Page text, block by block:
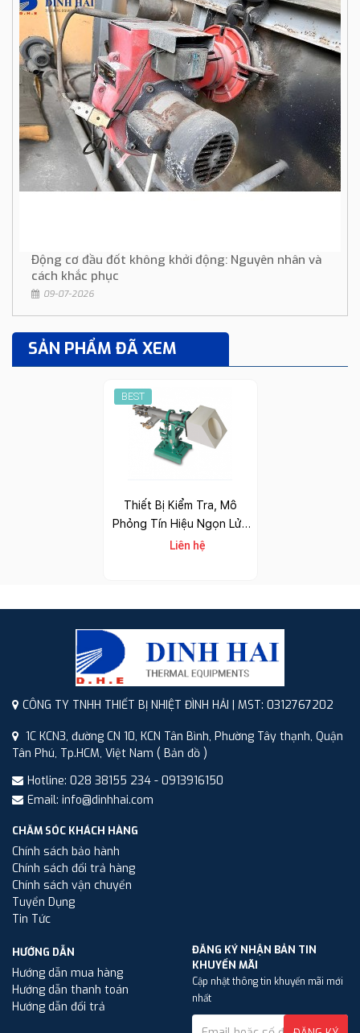
Động cơ đầu đốt không khởi động: Nguyên nhân và
cách khắc phục
09-07-2026
SẢN PHẨM ĐÃ XEM
BEST
Thiết Bị Kiểm Tra, Mô
Phỏng Tín Hiệu Ngọn Lửa
Eclipse
Liên hệ
CÔNG TY TNHH THIẾT BỊ NHIỆT ĐÌNH HẢI | MST: 0312767202
1C KCN3, đường CN 10, KCN Tân Bình, Phường Tây thạnh, Quận
Tân Phú, Tp.HCM, Việt Nam ( Bản đồ )
Hotline: 028 38155 234 - 0913916150
Email: info@dinhhai.com
CHĂM SÓC KHÁCH HÀNG
Chính sách bảo hành
Chính sách đổi trả hàng
Chính sách vận chuyển
Tuyển Dụng
Tin Tức
HƯỚNG DẪN
Hướng dẫn mua hàng
Hướng dẫn thanh toán
Hướng dẫn đổi trả
ĐĂNG KÝ NHẬN BẢN TIN
KHUYẾN MÃI
Cập nhật thông tin khuyến mãi mới
nhất